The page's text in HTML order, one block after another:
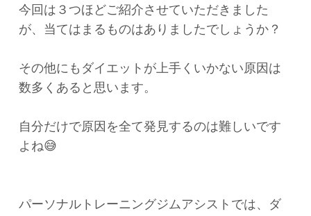
今回は３つほどご紹介させていただきました
が、当てはまるものはありましたでしょうか？
その他にもダイエットが上手くいかない原因は
数多くあると思います。
自分だけで原因を全て発見するのは難しいです
よね😅
パーソナルトレーニングジムアシストでは、ダ